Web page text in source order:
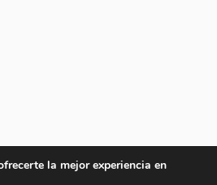
la mejor experiencia en